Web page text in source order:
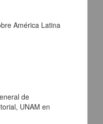
América Latina
de
UNAM en